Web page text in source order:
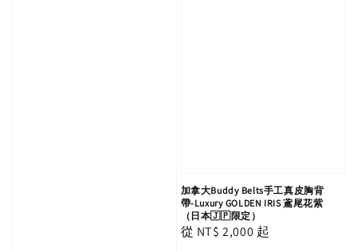
加拿大Buddy Belts手工真皮胸背
帶-Luxury GOLDEN IRIS 鳶尾花紫
（日本🇯🇵限定）
Regular
從 NT$ 2,000 起